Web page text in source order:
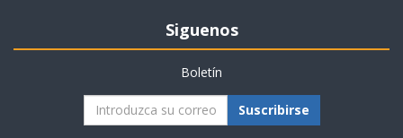
Siguenos
Boletín
Suscribirse